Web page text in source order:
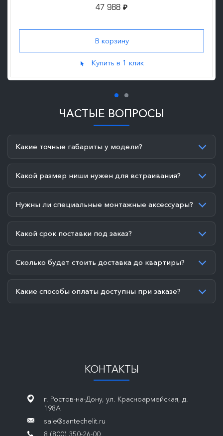
47 988 ₽
Купить в 1 клик
ЧАСТЫЕ ВОПРОСЫ
Какие точные габариты у модели?
Какой размер ниши нужен для встраивания?
Нужны ли специальные монтажные аксессуары?
Какой срок поставки под заказ?
Сколько будет стоить доставка до квартиры?
Какие способы оплаты доступны при заказе?
КОНТАКТЫ
г. Ростов-на-Дону, ул. Красноармейская, д.
198А
sale@santechelit.ru
8 (800) 350-26-00